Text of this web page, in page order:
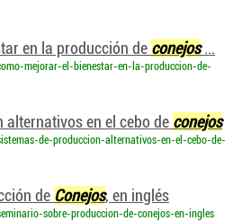
en la producción de conejos...
mejorar-el-bienestar-en-la-produccion-de-
en el cebo de conejos
de-produccion-alternativos-en-el-cebo-de-
de Conejos, en inglés
sobre-produccion-de-conejos-en-ingles